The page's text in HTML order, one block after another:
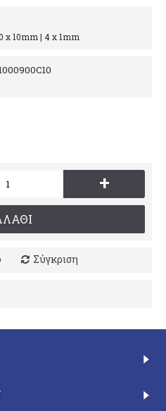
x 10mm | 4 x 1mm
+
Σύγκριση